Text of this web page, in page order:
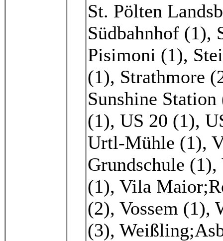
St. Pölten
Südbahnhof (1),
Pisimoni (1),
(1), Strathmore
Sunshine Station
(1), US 20 (1),
Urtl-Mühle (1),
Grundschule (1),
(1), Vila
(2), Vossem (1),
(3),